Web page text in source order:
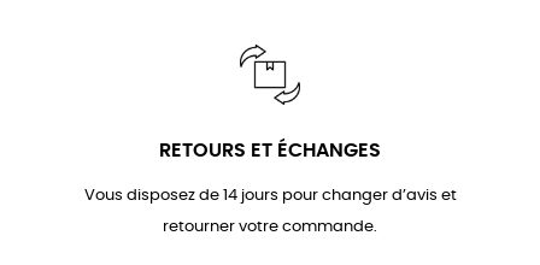
RETOURS ET ÉCHANGES
Vous disposez de 14 jours pour changer d’avis et
retourner votre commande.